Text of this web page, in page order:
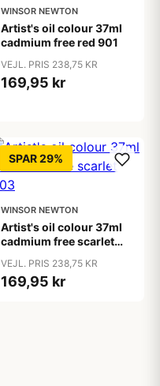
WINSOR NEWTON
Artist's oil colour 37ml
cadmium free red 901
VEJL. PRIS 238,75 KR
169,95 kr
SPAR 29%
WINSOR NEWTON
Artist's oil colour 37ml
cadmium free scarlet
VEJL. PRIS 238,75 KR
169,95 kr